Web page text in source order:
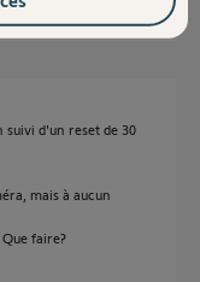
suivi d'un reset de 30
mais à aucun
faire?